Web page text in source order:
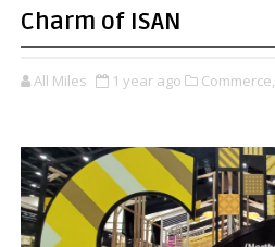
Charm of ISAN
All Miles 1 year ago Commerce,